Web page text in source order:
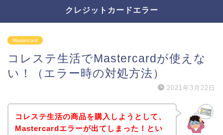
クレジットカードエラー
Mastercard
コレステ生活でMastercardが使えな
い！（エラー時の対処方法）
2021年3月22日
コレステ生活の商品を購入しようとして、
Mastercardエラーが出てしまった！とい